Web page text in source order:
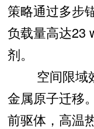
策略通过多步
负载量高达23
剂。
空间限域效
金属原子迁移
前驱体，高温